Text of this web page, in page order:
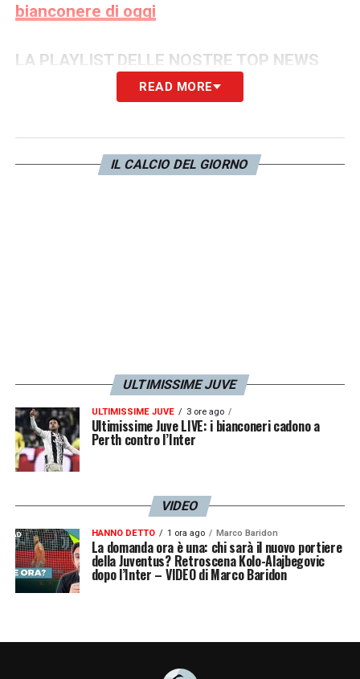
bianconere di oggi
LA PLAYLIST DELLE NOSTRE TOP NEWS
READ MORE
IL CALCIO DEL GIORNO
ULTIMISSIME JUVE
ULTIMISSIME JUVE 3 ore ago
Ultimissime Juve LIVE: i bianconeri cadono a
Perth contro l’Inter
VIDEO
HANNO DETTO 1 ora ago Marco Baridon
La domanda ora è una: chi sarà il nuovo portiere
della Juventus? Retroscena Kolo-Alajbegovic
dopo l’Inter – VIDEO di Marco Baridon